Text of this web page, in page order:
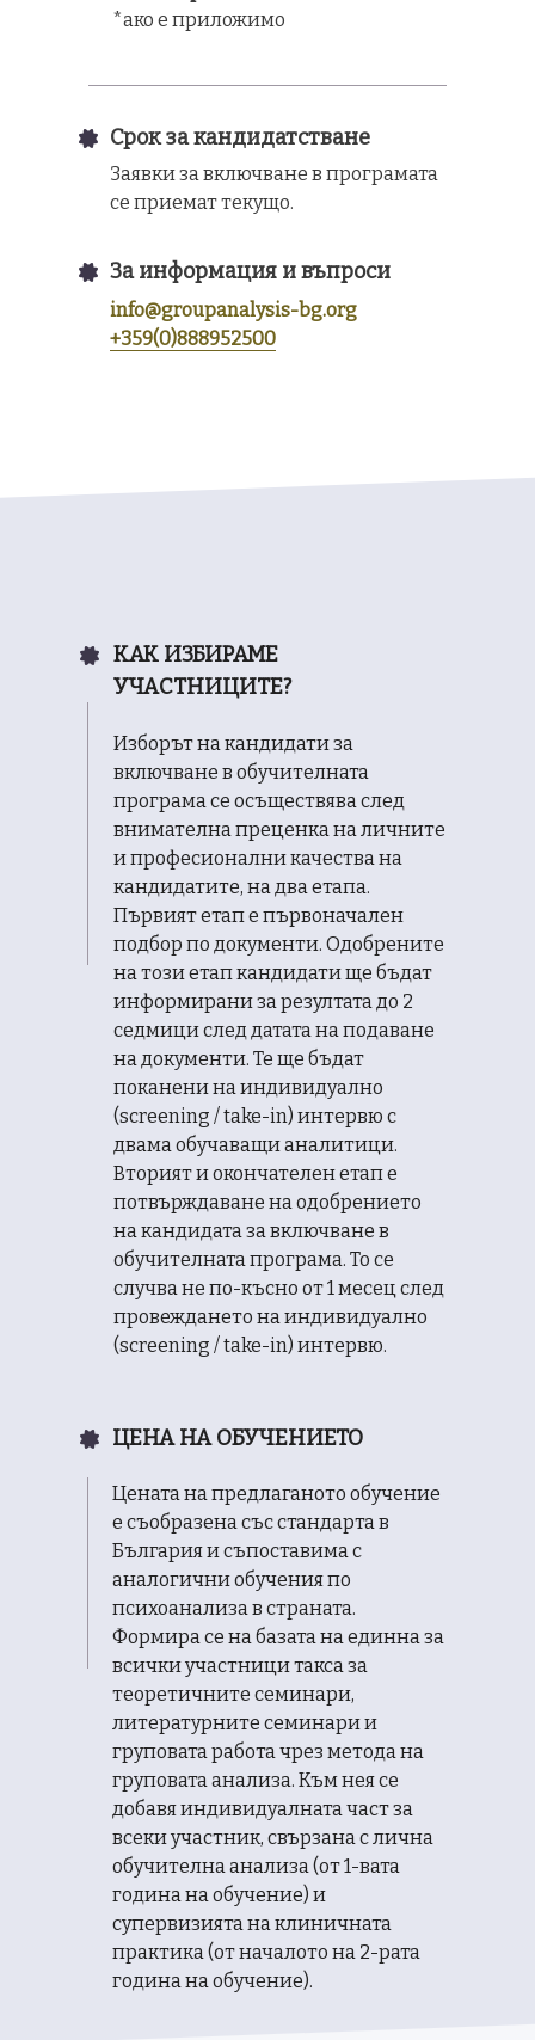
*ако е приложимо
Заявки за включване в програмата
се приемат текущо.
info@groupanalysis-bg.org
+359(0)888952500
Срок за кандидатстване
За информация и въпроси
Изборът на кандидати за
включване в обучителната
програма се осъществява след
внимателна преценка на личните
и професионални качества на
кандидатите, на два етапа.
Първият етап е първоначален
подбор по документи. Одобрените
на този етап кандидати ще бъдат
информирани за резултата до 2
седмици след датата на подаване
на документи. Те ще бъдат
поканени на индивидуално
(screening / take-in) интервю с
двама обучаващи аналитици.
Вторият и окончателен етап e
потвърждаване на одобрението
на кандидата за включване в
обучителната програма. То се
случва не по-късно от 1 месец след
провеждането на индивидуално
(screening / take-in) интервю.
Цената на предлаганото обучение
е съобразена със стандарта в
България и съпоставима с
аналогични обучения по
психоанализа в страната.
Формира се на базата на единна за
всички участници такса за
теоретичните семинари,
литературните семинари и
груповата работа чрез метода на
груповата анализа. Към нея се
добавя индивидуалната част за
всеки участник, свързана с лична
обучителна анализа (от 1-вата
година на обучение) и
супервизията на клиничната
практика (от началото на 2-рата
година на обучение).
КАК ИЗБИРАМЕ
УЧАСТНИЦИТЕ?
ЦЕНА НА ОБУЧЕНИЕТО